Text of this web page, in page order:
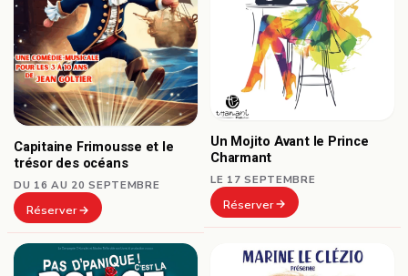
Capitaine Frimousse et le
trésor des océans
DU 16 AU 20 SEPTEMBRE
Réserver
Un Mojito Avant le Prince
Charmant
LE 17 SEPTEMBRE
Réserver